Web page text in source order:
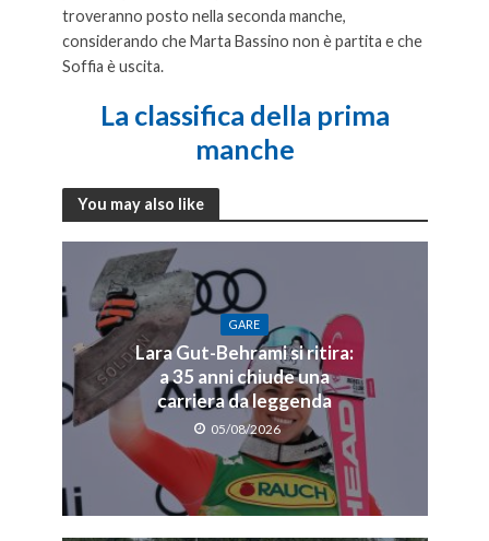
troveranno posto nella seconda manche,
considerando che Marta Bassino non è partita e che
Soffia è uscita.nda Brignone
La classifica della prima
manche
You may also like
GARE
Lara Gut-Behrami si ritira:
a 35 anni chiude una
carriera da leggenda
05/08/2026